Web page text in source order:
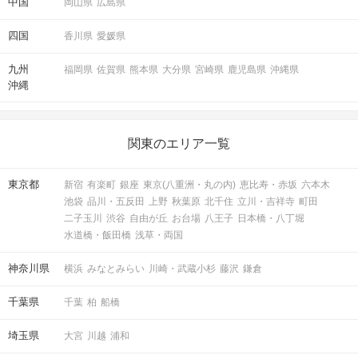
岡山県 広島県
四国 香川県 愛媛県
九州
沖縄
福岡県 佐賀県 熊本県 大分県 宮崎県 鹿児島県 沖縄県
関東のエリア一覧
東京都 新宿 有楽町 銀座 東京(八重洲・丸の内) 恵比寿・赤坂 六本木
池袋 品川・五反田 上野 秋葉原 北千住 立川・吉祥寺 町田
二子玉川
渋谷 自由が丘 お台場 八王子 日本橋・八丁堀
水道橋・飯田橋 浅草・両国
神奈川県 横浜 みなとみらい 川崎・武蔵小杉 藤沢 鎌倉
千葉県 千葉 柏 船橋
埼玉県 大宮 川越 浦和